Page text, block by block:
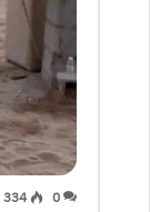
0
334